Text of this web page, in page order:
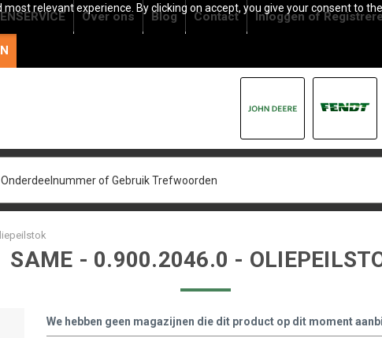
relevant experience. By clicking on accept, you give your consent to
Over ons Blog Contact Inloggenof
SAME - 0.900.2046.0 -
We hebben geen magazijnen die dit product op dit moment